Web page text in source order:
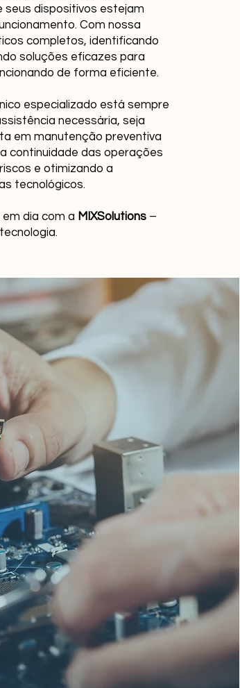
seus dispositivos estejam
Com nossa
completos, identificando
soluções eficazes para
de forma eficiente.
especializado está sempre
necessária, seja
em manutenção preventiva
continuidade das operações
e otimizando a
tecnológicos.
dia com a MIXSolutions–